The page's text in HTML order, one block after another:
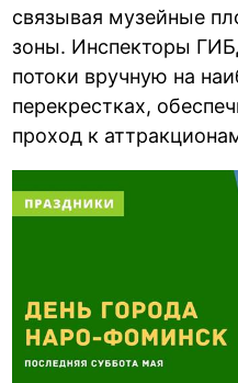
связывая музейные
зоны. Инспекторы
потоки вручную на
перекрестках,
проход к